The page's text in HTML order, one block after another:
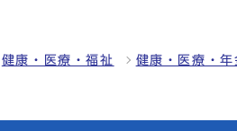
健康・医療・福祉 健康・医療・年